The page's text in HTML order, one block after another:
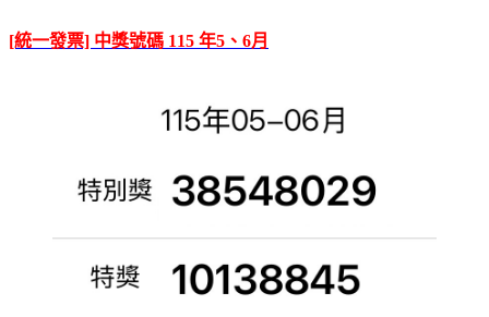
[統一發票] 中獎號碼 115 年5、6月